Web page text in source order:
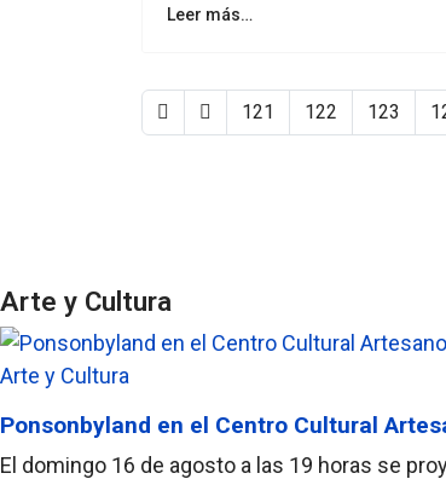
Leer más…
121 122 123
Arte y Cultura
Arte y Cultura
Ponsonbyland en el Centro Cultural
El domingo 16 de agosto a las 19 horas se